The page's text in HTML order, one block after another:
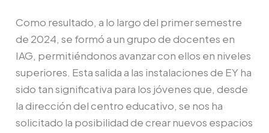
Como resultado, a lo largo del primer semestre
de 2024, se formó a un grupo de docentes en
IAG, permitiéndonos avanzar con ellos en niveles
superiores. Esta salida a las instalaciones de EY ha
sido tan significativa para los jóvenes que, desde
la dirección del centro educativo, se nos ha
solicitado la posibilidad de crear nuevos espacios